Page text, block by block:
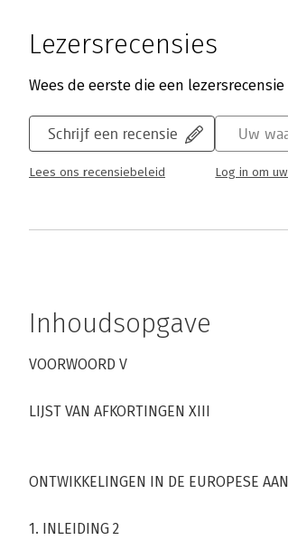
Lezersrecensies
Wees de eerste die een
Schrijf een recensie
Lees ons recensiebeleid
Uw
Log in om
Inhoudsopgave
VOORWOORD V
LIJST VAN AFKORTINGEN XIII
ONTWIKKELINGEN IN DE EUROPESE
1. INLEIDING 2